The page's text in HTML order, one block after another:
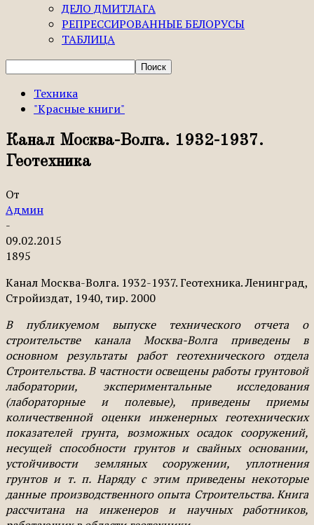
ДЕЛО ДМИТЛАГА
РЕПРЕССИРОВАННЫЕ БЕЛОРУСЫ
ТАБЛИЦА
Техника
"Красные книги"
Канал Москва-Волга. 1932-1937.
Геотехника
От
Админ
-
09.02.2015
1895
Канал Москва-Волга. 1932-1937. Геотехника. Ленинград,
Стройиздат, 1940, тир. 2000
В публикуемом выпуске технического отчета о
строительстве канала Москва-Волга приведены в
основном результаты работ геотехнического отдела
Строительства. В частности освещены работы грунтовой
лаборатории, экспериментальные исследования
(лабораторные и полевые), приведены приемы
количественной оценки инженерных геотехнических
показателей грунта, возможных осадок сооружений,
несущей способности грунтов и свайных основании,
устойчивости земляных сооружении, уплотнения
грунтов и т. п. Наряду с этим приведены некоторые
данные производственного опыта Строительства. Книга
рассчитана на инженеров и научных работников,